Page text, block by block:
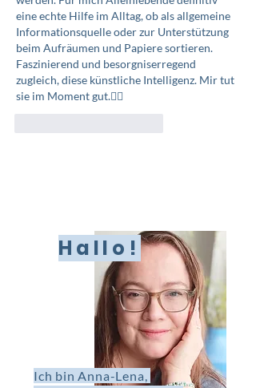
eine echte Hilfe im Alltag, ob als allgemeine
Informationsquelle oder zur Unterstützung
beim Aufräumen und Papiere sortieren.
Faszinierend und besorgniserregend
zugleich, diese künstliche Intelligenz. Mir tut
sie im Moment gut.👍🏼
Hallo!
Ich bin Anna-Lena,